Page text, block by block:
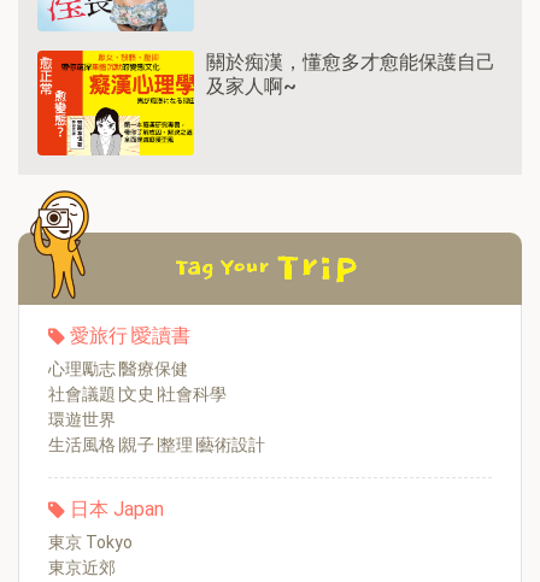
關於痴漢，懂愈多才愈能保護自己
及家人啊~
愛旅行∣愛讀書
心理勵志∣醫療保健
社會議題∣文史∣社會科學
環遊世界
生活風格∣親子∣整理∣藝術設計
日本 Japan
東京 Tokyo
東京近郊